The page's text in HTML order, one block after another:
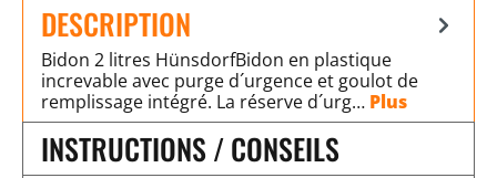
DESCRIPTION
Bidon 2 litres HünsdorfBidon en plastique
increvable avec purge d´urgence et goulot de
remplissage intégré. La réserve d´urg… Plus
INSTRUCTIONS / CONSEILS